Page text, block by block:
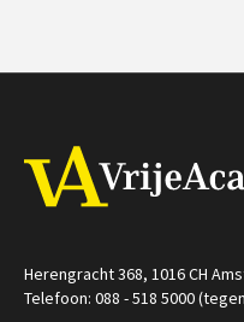
Herengracht 368, 1016 CH
Telefoon: 088 - 518 5000